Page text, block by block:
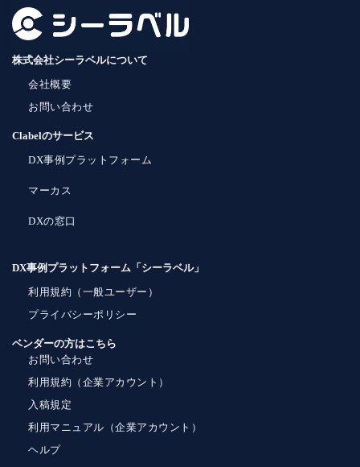
株式会社シーラベルについて
会社概要
お問い合わせ
Clabelのサービス
DX事例プラットフォーム
マーカス
DXの窓口
DX事例プラットフォーム「シーラベル」
利用規約（一般ユーザー）
プライバシーポリシー
ベンダーの方はこちら
お問い合わせ
利用規約（企業アカウント）
入稿規定
利用マニュアル（企業アカウント）
ヘルプ